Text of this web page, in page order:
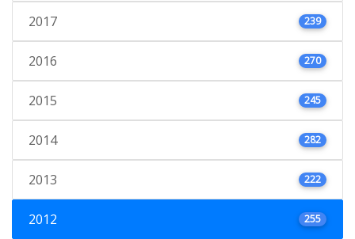
2017 239
2016 270
2015 245
2014 282
2013 222
2012 255